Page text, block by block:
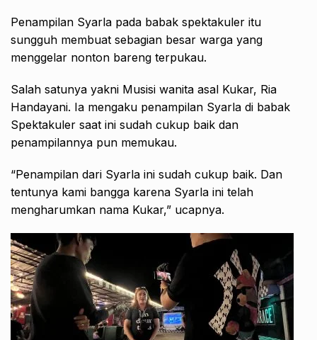
Penampilan Syarla pada babak spektakuler itu
sungguh membuat sebagian besar warga yang
menggelar nonton bareng terpukau.
Salah satunya yakni Musisi wanita asal Kukar, Ria
Handayani. Ia mengaku penampilan Syarla di babak
Spektakuler saat ini sudah cukup baik dan
penampilannya pun memukau.
“Penampilan dari Syarla ini sudah cukup baik. Dan
tentunya kami bangga karena Syarla ini telah
mengharumkan nama Kukar,” ucapnya.